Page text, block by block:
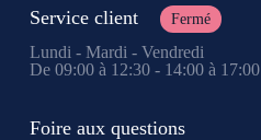
Service client Fermé
Lundi - Mardi - Vendredi
De 09:00 à 12:30 - 14:00 à 17:00
Foire aux questions